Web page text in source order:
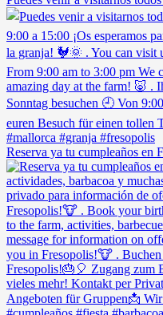
Reserva ya tu cumpleaños en